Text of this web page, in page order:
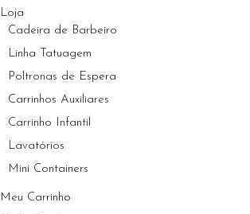
Loja
Cadeira de Barbeiro
Linha Tatuagem
Poltronas de Espera
Carrinhos Auxiliares
Carrinho Infantil
Lavatórios
Mini Containers
Meu Carrinho